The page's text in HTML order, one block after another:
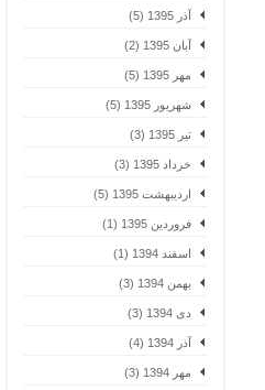
آذر 1395 (5)
آبان 1395 (2)
مهر 1395 (5)
شهریور 1395 (5)
تیر 1395 (3)
خرداد 1395 (3)
اردیبهشت 1395 (5)
فروردین 1395 (1)
اسفند 1394 (1)
بهمن 1394 (3)
دی 1394 (3)
آذر 1394 (4)
مهر 1394 (3)